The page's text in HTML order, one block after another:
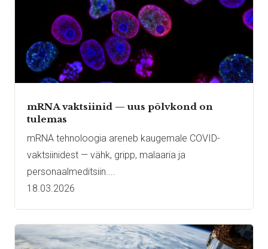
mRNA vaktsiinid — uus põlvkond on
tulemas
mRNA tehnoloogia areneb kaugemale COVID-
vaktsiinidest — vähk, gripp, malaaria ja
personaalmeditsiin....
18.03.2026